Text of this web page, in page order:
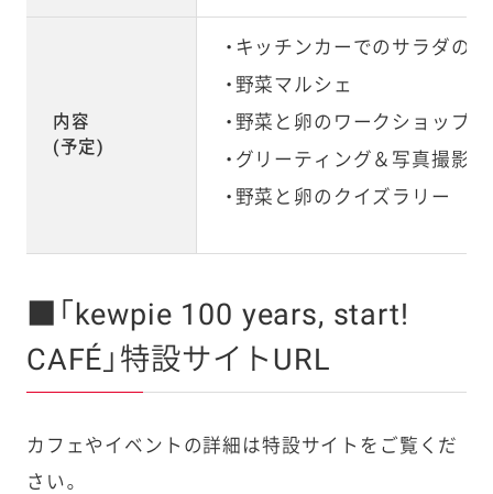
内容
(予定)
キッチンカーでのサラダの
野菜マルシェ
野菜と卵のワークショップ(
グリーティング＆写真撮影
野菜と卵のクイズラリー
■「kewpie 100 years, start!
CAFÉ」特設サイトURL
カフェやイベントの詳細は特設サイトをご覧くだ
さい。